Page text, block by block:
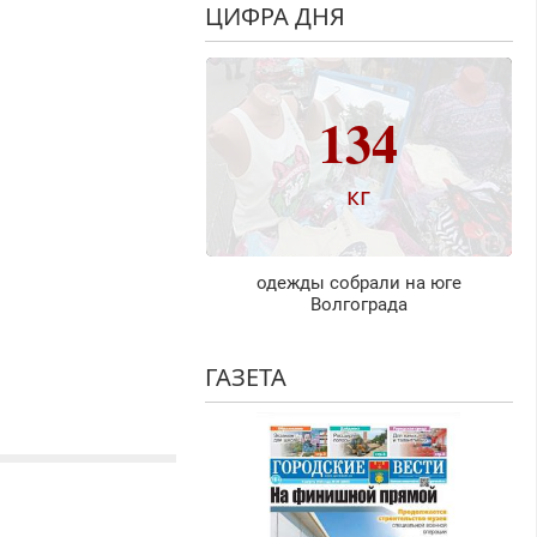
ЦИФРА ДНЯ
134
кг
одежды собрали на юге
Волгограда
ГАЗЕТА